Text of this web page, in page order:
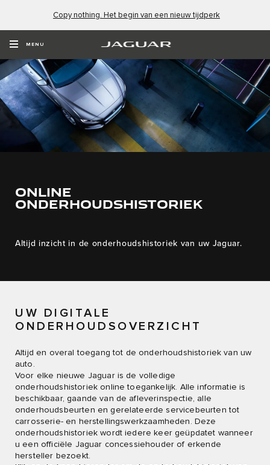
Copy nothing. Het begin van een nieuw tijdperk
MENU
ONLINE
ONDERHOUDSHISTORIEK
Altijd inzicht in de onderhoudshistoriek van uw Jaguar.
UW DIGITALE
ONDERHOUDSOVERZICHT
Altijd en overal toegang tot de onderhoudshistoriek van uw
auto.
Voor elke nieuwe Jaguar is de volledige
onderhoudshistoriek online toegankelijk. Alle informatie is
beschikbaar, gaande van de afleverinspectie, alle
onderhoudsbeurten en gerelateerde servicebeurten tot
carrosserie- en herstellingswerkzaamheden. Deze
onderhoudshistoriek wordt iedere keer geüpdatet wanneer
u een officiële Jaguar concessiehouder of erkende
hersteller bezoekt.